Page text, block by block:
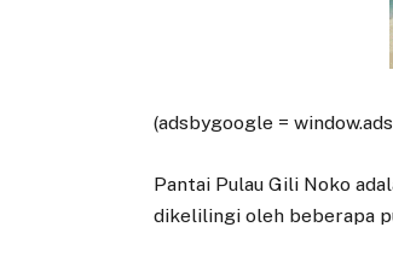
(adsbygoogle =
Pantai Pulau Gili Noko
dikelilingi oleh beberapa